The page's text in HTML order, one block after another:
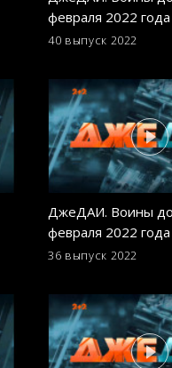
февраля 2022 года
40 выпуск 2022
ДжеДАИ. Воины
февраля 2022 года
36 выпуск 2022